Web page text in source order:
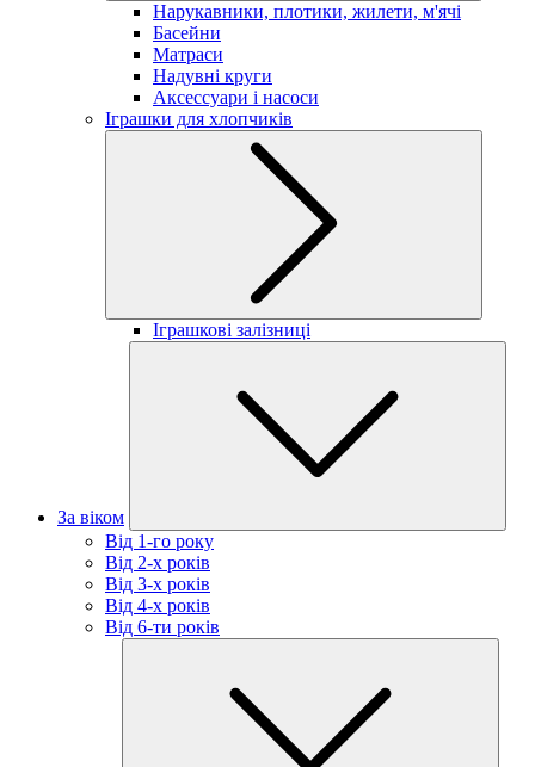
Нарукавники, плотики, жилети, м'ячі
Басейни
Матраси
Надувні круги
Аксессуари і насоси
Іграшки для хлопчиків
Іграшкові залізниці
За віком
Від 1-го року
Від 2-х років
Від 3-х років
Від 4-х років
Від 6-ти років